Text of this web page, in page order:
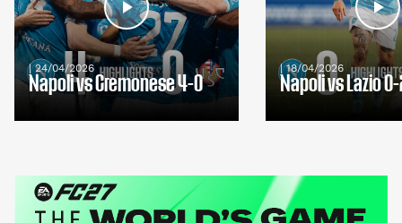
| 24/04/2026
Napoli vs Cremonese 4-0
| 18/04/2026
Napoli vs Lazio